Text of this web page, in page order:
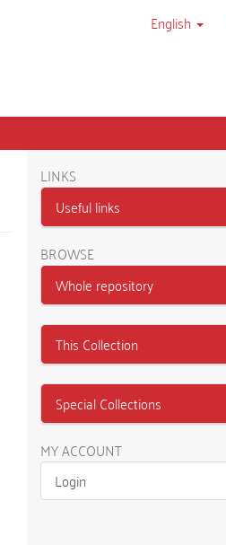
English
LINKS
Useful links
BROWSE
Whole repository
This Collection
Special Collections
MY ACCOUNT
Login